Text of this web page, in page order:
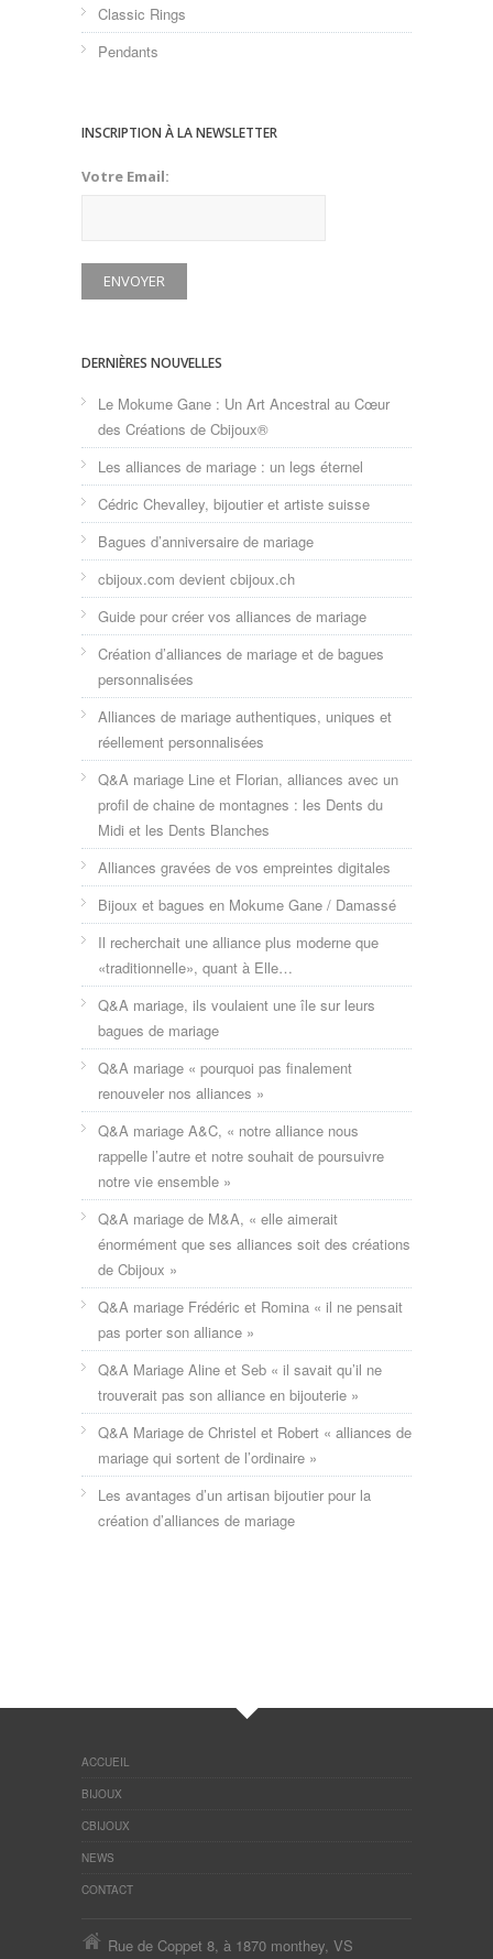
Classic Rings
Pendants
INSCRIPTION À LA NEWSLETTER
Votre Email:
DERNIÈRES NOUVELLES
Le Mokume Gane : Un Art Ancestral au Cœur
des Créations de Cbijoux®
Les alliances de mariage : un legs éternel
Cédric Chevalley, bijoutier et artiste suisse
Bagues d’anniversaire de mariage
cbijoux.com devient cbijoux.ch
Guide pour créer vos alliances de mariage
Création d’alliances de mariage et de bagues
personnalisées
Alliances de mariage authentiques, uniques et
réellement personnalisées
Q&A mariage Line et Florian, alliances avec un
profil de chaine de montagnes : les Dents du
Midi et les Dents Blanches
Alliances gravées de vos empreintes digitales
Bijoux et bagues en Mokume Gane / Damassé
Il recherchait une alliance plus moderne que
«traditionnelle», quant à Elle…
Q&A mariage, ils voulaient une île sur leurs
bagues de mariage
Q&A mariage « pourquoi pas finalement
renouveler nos alliances »
Q&A mariage A&C, « notre alliance nous
rappelle l’autre et notre souhait de poursuivre
notre vie ensemble »
Q&A mariage de M&A, « elle aimerait
énormément que ses alliances soit des créations
de Cbijoux »
Q&A mariage Frédéric et Romina « il ne pensait
pas porter son alliance »
Q&A Mariage Aline et Seb « il savait qu’il ne
trouverait pas son alliance en bijouterie »
Q&A Mariage de Christel et Robert « alliances de
mariage qui sortent de l’ordinaire »
Les avantages d’un artisan bijoutier pour la
création d’alliances de mariage
ACCUEIL
BIJOUX
CBIJOUX
NEWS
CONTACT
Rue de Coppet 8, à 1870 monthey, VS